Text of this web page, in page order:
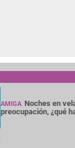
AMIGA Noches en
preocupación, ¿qué